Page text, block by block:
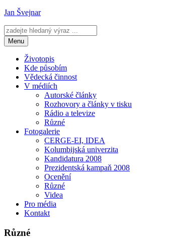
Přejít
obsahu
webu
Jan Švejnar
Menu
Životopis
Kde působím
Vědecká činnost
V médiích
Autorské články
Rozhovory a články v tisku
Rádio a televize
Různé
Fotogalerie
CERGE-EI, IDEA
Kolumbijská univerzita
Kandidatura 2008
Prezidentská kampaň 2008
Ocenění
Různé
Videa
Pro média
Kontakt
Různé